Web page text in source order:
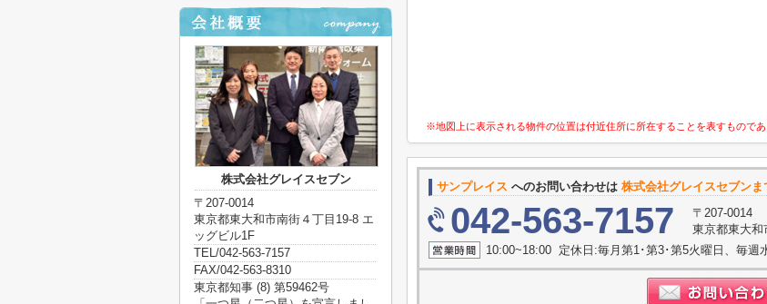
※地図上に表示される物件の位置は付近住所に所在することを表すもので
サンプレイス へのお問い合わせは 株式会社グレイスセブンま
042-563-7157
〒207-0014
東京都東大和
10:00~18:00 定休日:毎月第1･第3･第5火曜日、毎週
株式会社グレイスセブン
〒207-0014
東京都東大和市南街４丁目19-8 エ
ッグビル1F
TEL/042-563-7157
FAX/042-563-8310
東京都知事 (8) 第59462号